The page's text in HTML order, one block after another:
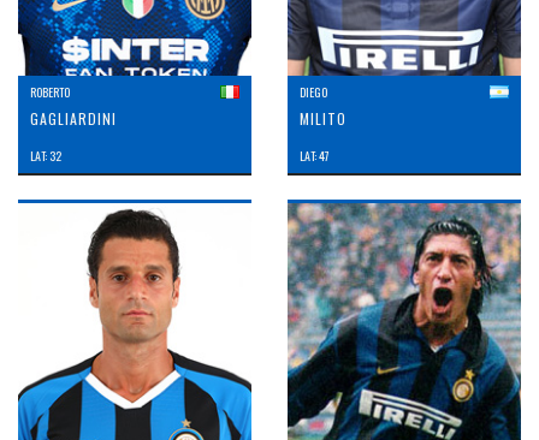
ROBERTO
GAGLIARDINI
LAT: 32
DIEGO
MILITO
LAT: 47